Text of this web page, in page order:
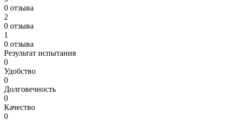
0 отзыва
2
0 отзыва
1
0 отзыва
Результат испытания
0
Удобство
0
Долговечность
0
Качество
0